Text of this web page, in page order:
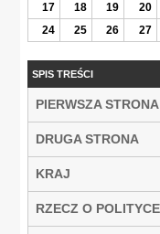
17
18 19 20
24
25 26 27
SPIS TREŚCI
PIERWSZA STRONA
DRUGA STRONA
KRAJ
RZECZ O POLITYCE